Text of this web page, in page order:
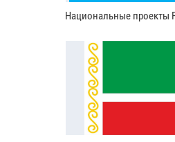
Национальные проекты